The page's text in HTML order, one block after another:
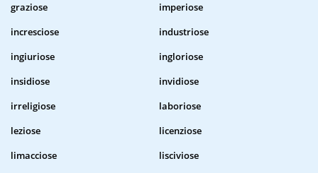
graziose
imperiose
incresciose
industriose
ingiuriose
ingloriose
insidiose
invidiose
irreligiose
laboriose
leziose
licenziose
limacciose
lisciviose